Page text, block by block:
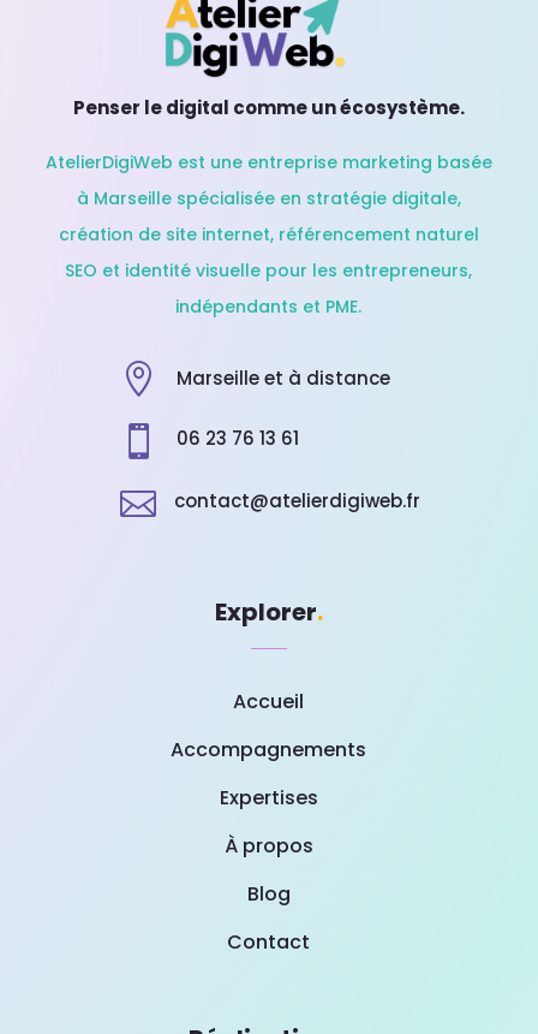
Penser le digital comme un écosystème.
AtelierDigiWeb est une entreprise marketing basée
à Marseille spécialisée en stratégie digitale,
création de site internet, référencement naturel
SEO et identité visuelle pour les entrepreneurs,
indépendants et PME.
 Marseille et à distance
 06 23 76 13 61
 contact@atelierdigiweb.fr
Explorer.
Accueil
Accompagnements
Expertises
À propos
Blog
Contact